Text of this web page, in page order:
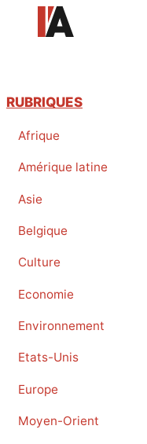
RUBRIQUES
Afrique
Amérique latine
Asie
Belgique
Culture
Economie
Environnement
Etats-Unis
Europe
Moyen-Orient